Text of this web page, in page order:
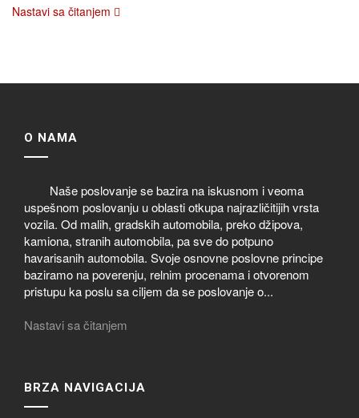
Nastavi sa čitanjem
O NAMA
Naše poslovanje se bazira na iskusnom i veoma
uspešnom poslovanju u oblasti otkupa najrazličitijih vrsta
vozila. Od malih, gradskih automobila, preko džipova,
kamiona, stranih automobila, pa sve do potpuno
havarisanih automobila. Svoje osnovne poslovne principe
baziramo na poverenju, relnim procenama i otvorenom
pristupu ka poslu sa ciljem da se poslovanje o...
Nastavi sa čitanjem
BRZA NAVIGACIJA